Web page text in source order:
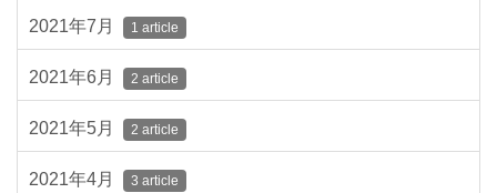
2021年7月 1 article
2021年6月 2 article
2021年5月 2 article
2021年4月 3 article